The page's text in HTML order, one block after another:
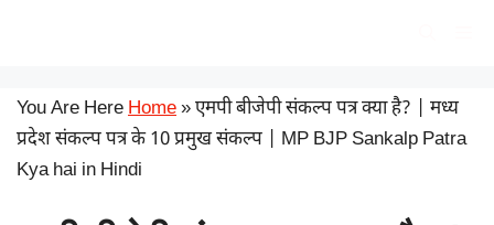
You Are HereHome»एमपी बीजेपी संकल्प पत्र क्या है? | मध्य
प्रदेश संकल्प पत्र के 10 प्रमुख संकल्प | MP BJP Sankalp Patra
Kya hai in Hindi